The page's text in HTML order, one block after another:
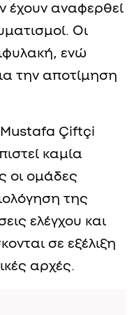
έχουν αναφερθεί
Οι
ενώ
την αποτίμηση
Çiftçi
καμία
οι ομάδες
της
ελέγχου και
σε εξέλιξη
αρχές.